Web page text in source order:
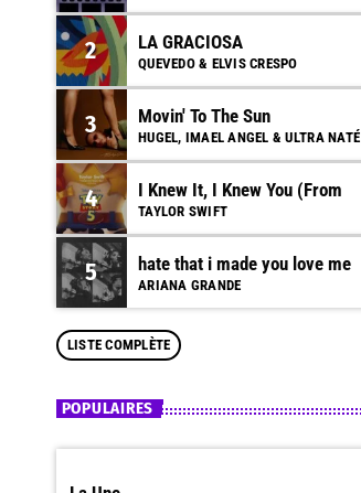
2 LA GRACIOSA
QUEVEDO & ELVIS CRESPO
3 Movin' To The Sun
HUGEL, IMAEL ANGEL & ULTRA NATÉ
4 I Knew It, I Knew You (From
TAYLOR SWIFT
5 hate that i made you love me
ARIANA GRANDE
LISTE COMPLÈTE
POPULAIRES